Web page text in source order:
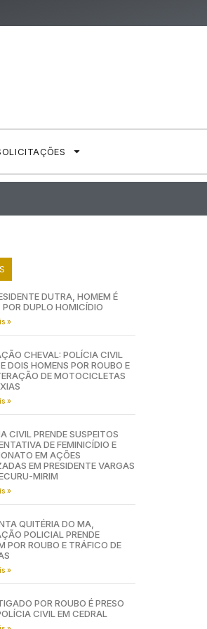
DUTRA, HOMEM É
POR DUPLO HOMICÍDIO
»
CHEVAL: POLÍCIA CIVIL
DOIS HOMENS POR ROUBO E
DE MOTOCICLETAS
»
CIVIL PRENDE SUSPEITOS
DE FEMINICÍDIO E
EM AÇÕES
EM PRESIDENTE VARGAS
MIRIM
»
QUITÉRIA DO MA,
POLICIAL PRENDE
POR ROUBO E TRÁFICO DE
»
POR ROUBO É PRESO
CIVIL EM CEDRAL